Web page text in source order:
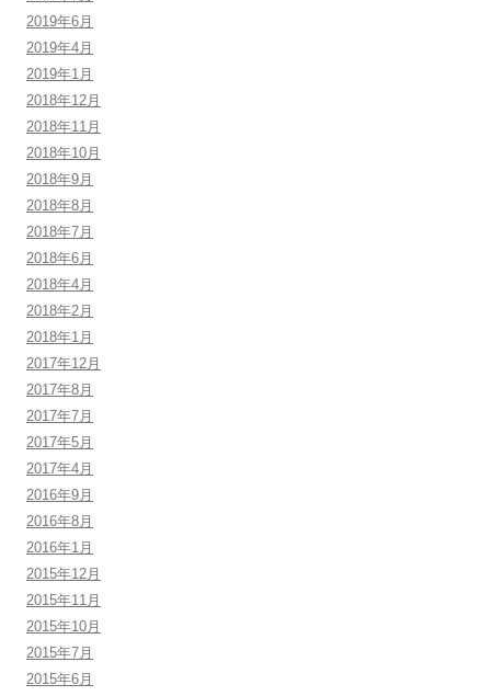
2019年6月
2019年4月
2019年1月
2018年12月
2018年11月
2018年10月
2018年9月
2018年8月
2018年7月
2018年6月
2018年4月
2018年2月
2018年1月
2017年12月
2017年8月
2017年7月
2017年5月
2017年4月
2016年9月
2016年8月
2016年1月
2015年12月
2015年11月
2015年10月
2015年7月
2015年6月